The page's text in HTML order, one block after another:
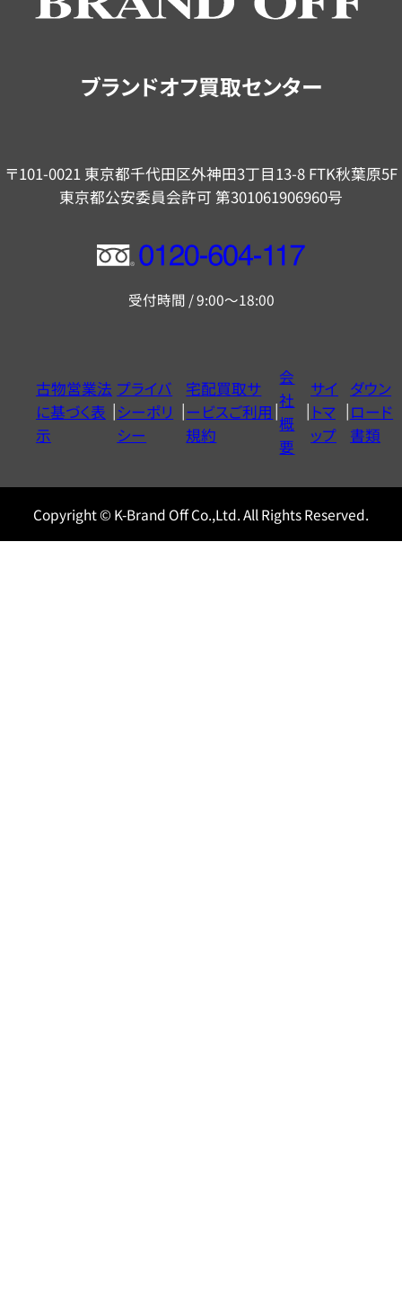
ブランドオフ買取センター
〒101-0021 東京都千代田区外神田3丁目13-8 FTK秋葉原5F
東京都公安委員会許可 第301061906960号
フ
ー
ヤ
ル
0120604117
受付時間 / 9:00～18:00
古物営業法
に基づく表
示
プライバ
シーポリ
シー
宅配買取サ
ービスご利用
規約
会
社
概
要
サイ
トマ
ップ
ダウン
ロード
書類
Copyright © K-Brand Off Co.,Ltd. All Rights Reserved.